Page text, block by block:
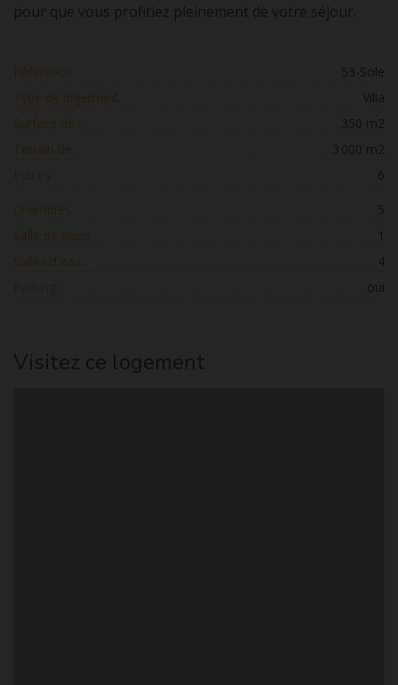
pour que vous profitiez pleinement de votre séjour.
Référence :
53-Sole
Type de logement :
Villa
Surface de :
350 m2
Terrain de :
3 000 m2
Pièces :
6
Chambres :
5
Salle de bains :
1
Salles d'eau :
4
Parking :
oui
Visitez ce logement